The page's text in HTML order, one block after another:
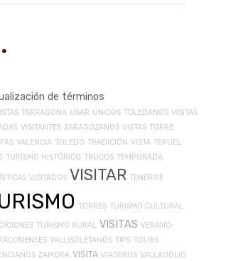
de términos
TARRAGONA USAR ÚNICOS TOLEDANOS VISITAS
VISITANTES ZARAGOZANOS VISTAS TORRE
VALENCIA TOLEDO TRADICIÓN VISTA TERUEL
TURISMO HISTÓRICO TRUCOS TEMPORADA
VISITADOS VISITAR TENERIFE
TORRES TURISMO CULTURAL
TURISMO RURAL VISITAS VERANO
VALLISOLETANOS TIPS TOURS
ZAMORA VISITA VIAJEROS VALLADOLID